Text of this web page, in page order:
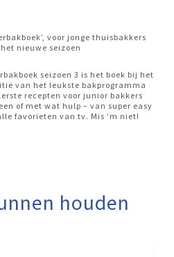
voor jonge thuisbakkers
nieuwe seizoen
seizoen 3 is het boek bij het
van het leukste bakprogramma
recepten voor junior bakkers
of met wat hulp – van super easy
favorieten van tv. Mis ’m niet!
houden